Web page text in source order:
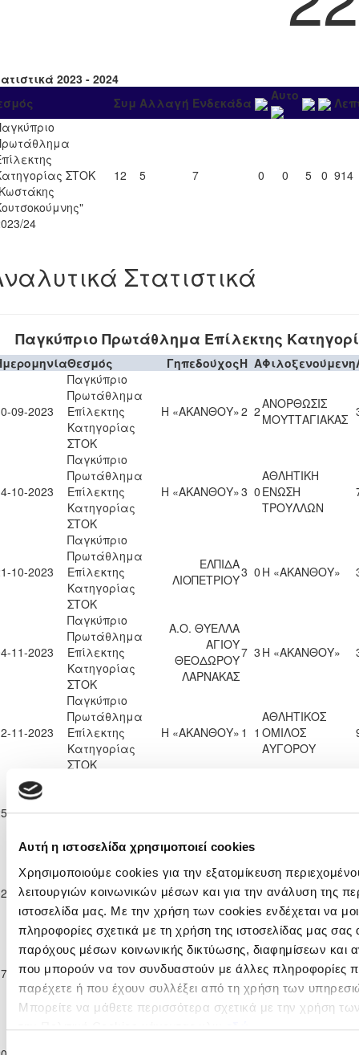
Αυτή η ιστοσελίδα χρησιμοποιεί cookies
Χρησιμοποιούμε cookies για την εξατομίκευση
λειτουργιών κοινωνικών μέσων και για την ανάλυση της
ιστοσελίδα μας. Με την χρήση των cookies ενδέχεται να
πληροφορίες σχετικά με τη χρήση της ιστοσελίδας μας
παρόχους μέσων κοινωνικής δικτύωσης, διαφημίσεων και
που μπορούν να τον συνδυαστούν με άλλες πληροφορίες
παρέχετε ή που έχουν συλλέξει από τη χρήση των
Μπορείτε να μάθετε περισσότερα σχετικά με την χρήση
Επιλογή
2023 - 2024
Συμ Αλλαγή Ενδεκάδα Αυτο
ΣΤΟΚ
24
12 5 7 0 0 5 0 914
Στατιστικά
Παγκύπριο Πρωτάθλημα Επίλεκτης
Θεσμός ΓηπεδούχοςH AΦιλοξενούμενη
09-2023
Παγκύπριο
Πρωτάθλημα
Επίλεκτης
Κατηγορίας
ΣΤΟΚ
Η «ΑΚΑΝΘΟΥ»2 2ΑΝΟΡΘΩΣΙΣ
ΜΟΥΤΤΑΓΙΑΚΑΣ
10-2023
Παγκύπριο
Πρωτάθλημα
Επίλεκτης
Κατηγορίας
ΣΤΟΚ
Η «ΑΚΑΝΘΟΥ»3 0
ΑΘΛΗΤΙΚΗ
ΕΝΩΣΗ
ΤΡΟΥΛΛΩΝ
10-2023
Παγκύπριο
Πρωτάθλημα
Επίλεκτης
Κατηγορίας
ΣΤΟΚ
ΕΛΠΙΔΑ
ΛΙΟΠΕΤΡΙΟΥ3 0 Η «ΑΚΑΝΘΟΥ»
11-2023
Παγκύπριο
Πρωτάθλημα
Επίλεκτης
Κατηγορίας
ΣΤΟΚ
Α.Ο. ΘΥΕΛΛΑ
ΑΓΙΟΥ
ΘΕΟΔΩΡΟΥ
ΛΑΡΝΑΚΑΣ
7 3 Η «ΑΚΑΝΘΟΥ»
11-2023
Παγκύπριο
Πρωτάθλημα
Επίλεκτης
Κατηγορίας
ΣΤΟΚ
Η «ΑΚΑΝΘΟΥ» 1 1
ΑΘΛΗΤΙΚΟΣ
ΟΜΙΛΟΣ
ΑΥΓΟΡΟΥ
11-2023
Επίλεκτης
ΣΤΟΚ
Η «ΑΚΑΝΘΟΥ»2 0ΑΕΚ ΚΟΡΑΚΟΥ
12-2023
Πρωτάθλημα
Επίλεκτης
Κατηγορίας
ΣΤΟΚ
ΔΟΞΑ
ΠΑΛΑΙΟΜΕΤΟΧΟΥ 0 0 Η «ΑΚΑΝΘΟΥ»
12-2023
Παγκύπριο
Πρωτάθλημα
Επίλεκτης
Κατηγορίας
ΣΤΟΚ
Η «ΑΚΑΝΘΟΥ»0 0 ΑΠΟΛΛΩΝ
ΓΕΡΙΟΥ